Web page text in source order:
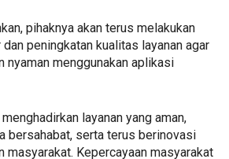
pihaknya akan terus melakukan
peningkatan kualitas layanan agar
nyaman menggunakan aplikasi
layanan yang aman,
bersahabat, serta terus berinovasi
masyarakat. Kepercayaan masyarakat